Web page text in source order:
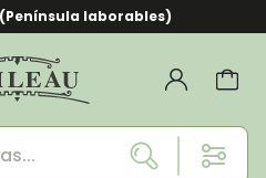
laborables)